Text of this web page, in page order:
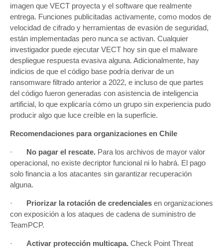
imagen que VECT proyecta y el software que realmente
entrega. Funciones publicitadas activamente, como modos de
velocidad de cifrado y herramientas de evasión de seguridad,
están implementadas pero nunca se activan. Cualquier
investigador puede ejecutar VECT hoy sin que el malware
despliegue respuesta evasiva alguna. Adicionalmente, hay
indicios de que el código base podría derivar de un
ransomware filtrado anterior a 2022, e incluso de que partes
del código fueron generadas con asistencia de inteligencia
artificial, lo que explicaría cómo un grupo sin experiencia pudo
producir algo que luce creíble en la superficie.
Recomendaciones para organizaciones en Chile
· No pagar el rescate. Para los archivos de mayor valor
operacional, no existe decriptor funcional ni lo habrá. El pago
solo financia a los atacantes sin garantizar recuperación
alguna.
· Priorizar la rotación de credenciales en organizaciones
con exposición a los ataques de cadena de suministro de
TeamPCP.
· Activar protección multicapa. Check Point Threat